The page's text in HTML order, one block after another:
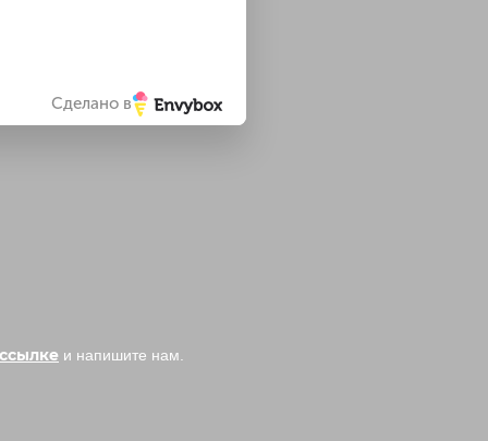
ссылке и напишите нам.
Сделано в